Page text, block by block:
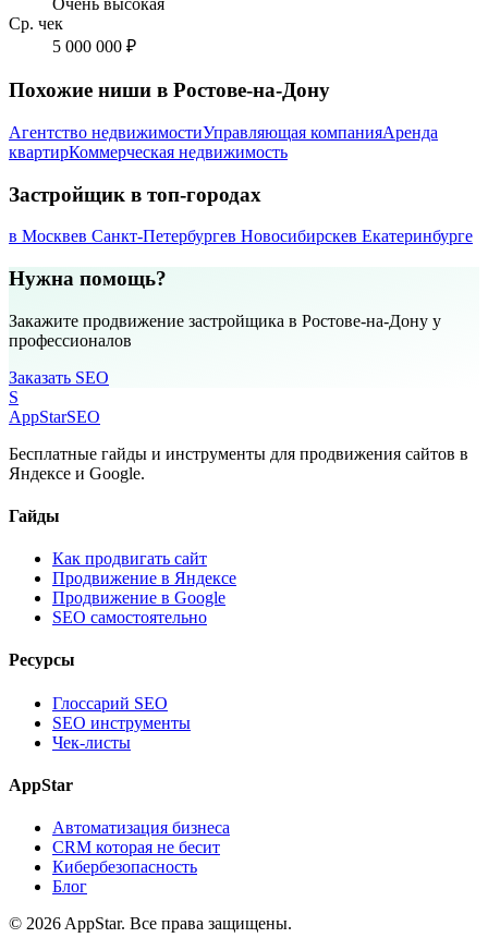
Очень высокая
Ср. чек
5 000 000 ₽
Похожие ниши в Ростове-на-Дону
Агентство недвижимостиУправляющая компанияАренда
квартирКоммерческая недвижимость
Застройщик в топ-городах
в Москвев Санкт-Петербургев Новосибирскев Екатеринбурге
Нужна помощь?
Закажите продвижение застройщика в Ростове-на-Дону у
профессионалов
Заказать SEO
S
AppStarSEO
Бесплатные гайды и инструменты для продвижения сайтов в
Яндексе и Google.
Гайды
Как продвигать сайт
Продвижение в Яндексе
Продвижение в Google
SEO самостоятельно
Ресурсы
Глоссарий SEO
SEO инструменты
Чек-листы
AppStar
Автоматизация бизнеса
CRM которая не бесит
Кибербезопасность
Блог
© 2026 AppStar. Все права защищены.